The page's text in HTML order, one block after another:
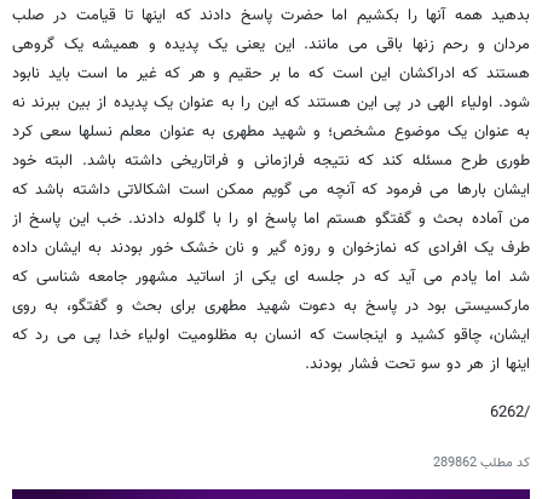
بدهید همه آنها را بکشیم اما حضرت پاسخ دادند که اینها تا قیامت در صلب
مردان و رحم زنها باقی می مانند. این یعنی یک پدیده و همیشه یک گروهی
هستند که ادراکشان این است که ما بر حقیم و هر که غیر ما است باید نابود
شود. اولیاء الهی در پی این هستند که این را به عنوان یک پدیده از بین ببرند نه
به عنوان یک موضوع مشخص؛ و شهید مطهری به عنوان معلم نسلها سعی کرد
طوری طرح مسئله کند که نتیجه فرازمانی و فراتاریخی داشته باشد. البته خود
ایشان بارها می فرمود که آنچه می گویم ممکن است اشکالاتی داشته باشد که
من آماده بحث و گفتگو هستم اما پاسخ او را با گلوله دادند. خب این پاسخ از
طرف یک افرادی که نمازخوان و روزه گیر و نان خشک خور بودند به ایشان داده
شد اما یادم می آید که در جلسه ای یکی از اساتید مشهور جامعه شناسی که
مارکسیستی بود در پاسخ به دعوت شهید مطهری برای بحث و گفتگو، به روی
ایشان، چاقو کشید و اینجاست که انسان به مظلومیت اولیاء خدا پی می رد که
اینها از هر دو سو تحت فشار بودند.
/6262
کد مطلب289862